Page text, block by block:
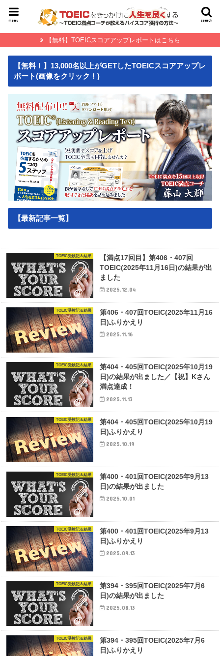
search
menu
【無料】TOEICスコアアップレポートはこちら
【無料！】13,000名以上がGETしたTOEICスコアアップレ
ポート(画像をクリック！)
【最新記事一覧】
TOEIC受験記＆結果
【満点17回目】第406・407回
TOEIC(2025年11月16日)の結果が出
ました
2025.12.04
TOEIC受験記＆結果
第406・407回TOEIC(2025年11月16
日)ふりかえり
2025.11.16
TOEIC受験記＆結果
第404・405回TOEIC(2025年10月19
日)の結果が出ました／【祝】Kさん
満点達成！
2025.11.13
TOEIC受験記＆結果
第404・405回TOEIC(2025年10月19
日)ふりかえり
2025.10.19
TOEIC受験記＆結果
第400・401回TOEIC(2025年9月13
日)の結果が出ました
2025.10.01
TOEIC受験記＆結果
第400・401回TOEIC(2025年9月13
日)ふりかえり
2025.09.13
TOEIC受験記＆結果
第394・395回TOEIC(2025年7月6
日)の結果が出ました
2025.08.13
TOEIC受験記＆結果
第394・395回TOEIC(2025年7月6
日)ふりかえり